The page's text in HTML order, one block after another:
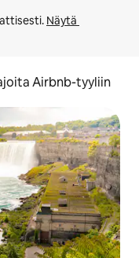
Näytä
Airbnb-tyyliin